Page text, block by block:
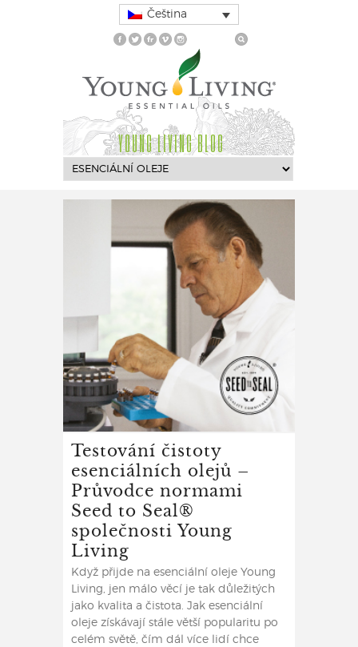
Čeština
YOUNG LIVING BLOG
Testování čistoty
esenciálních olejů –
Průvodce normami
Seed to Seal®
společnosti Young
Living
Když přijde na esenciální oleje Young
Living, jen málo věcí je tak důležitých
jako kvalita a čistota. Jak esenciální
oleje získávají stále větší popularitu po
celém světě, čím dál více lidí chce